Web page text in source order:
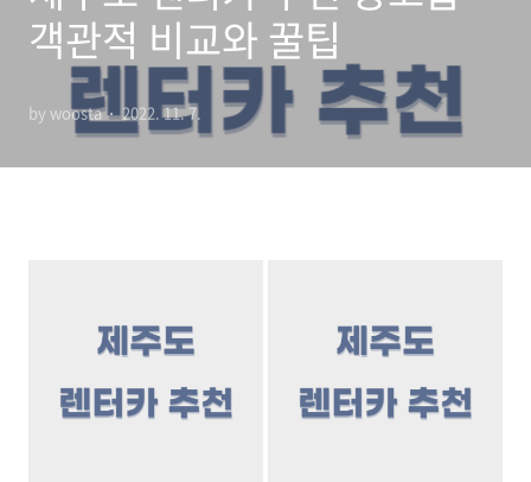
객관적 비교와 꿀팁
by woosta 2022. 11. 7.